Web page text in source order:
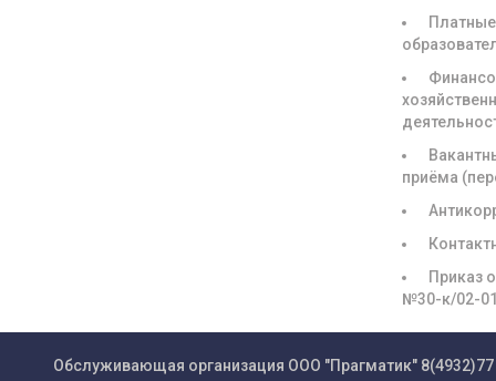
Платные
приёма
Приказ
№30-к/02-
Обслуживающая организация ООО "Прагматик"8(4932)77